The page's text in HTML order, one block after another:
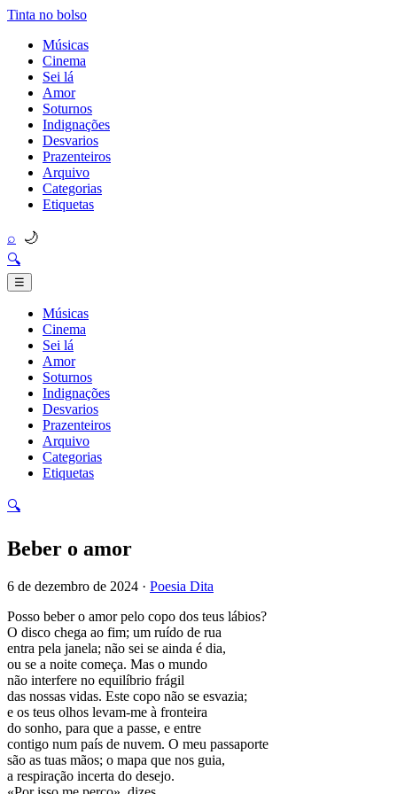
Tinta no bolso
Músicas
Cinema
Sei lá
Amor
Soturnos
Indignações
Desvarios
Prazenteiros
Arquivo
Categorias
Etiquetas
⌕ 🌙
🔍
☰
Músicas
Cinema
Sei lá
Amor
Soturnos
Indignações
Desvarios
Prazenteiros
Arquivo
Categorias
Etiquetas
🔍
Beber o amor
6 de dezembro de 2024 · Poesia Dita
Posso beber o amor pelo copo dos teus lábios?
O disco chega ao fim; um ruído de rua
entra pela janela; não sei se ainda é dia,
ou se a noite começa. Mas o mundo
não interfere no equilíbrio frágil
das nossas vidas. Este copo não se esvazia;
e os teus olhos levam-me à fronteira
do sonho, para que a passe, e entre
contigo num país de nuvem. O meu passaporte
são as tuas mãos; o mapa que nos guia,
a respiração incerta do desejo.